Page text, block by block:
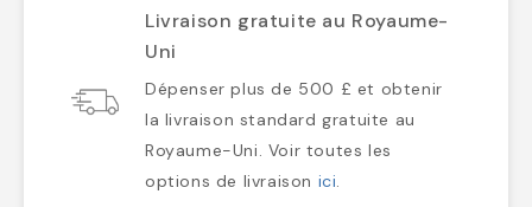
Livraison gratuite au Royaume-
Uni
Dépenser plus de 500 £ et obtenir
la livraison standard gratuite au
Royaume-Uni. Voir toutes les
options de livraison ici.